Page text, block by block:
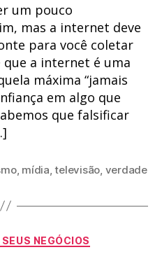
um pouco
mas a internet deve
para você coletar
que a internet é uma
máxima “jamais
em algo que
que falsificar
, mídia,televisão, verdade
Categorias
NEGÓCIOS